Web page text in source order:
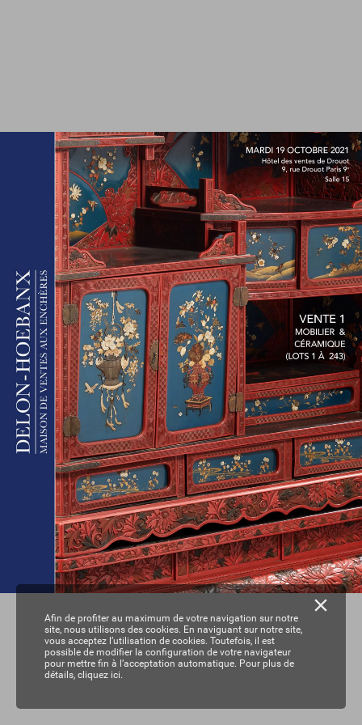
Afin de profiter au maximum de votre navigation sur notre
site, nous utilisons des cookies. En naviguant sur notre site,
vous acceptez l’utilisation de cookies. Toutefois, il est
possible de modifier la configuration de votre navigateur
pour mettre fin à l’acceptation automatique. Pour plus de
détails, cliquez ici.